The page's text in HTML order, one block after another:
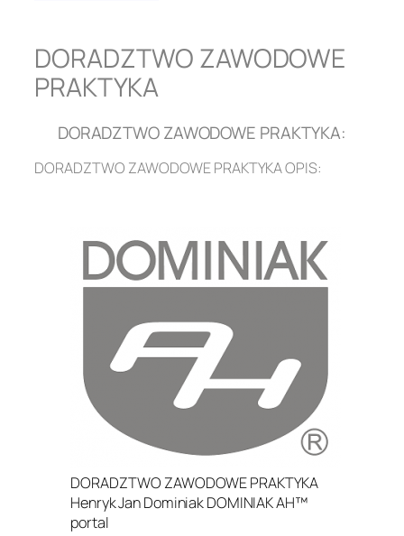
DORADZTWO ZAWODOWE
PRAKTYKA
DORADZTWO ZAWODOWE PRAKTYKA:
DORADZTWO ZAWODOWE PRAKTYKA OPIS:
DORADZTWO ZAWODOWE PRAKTYKA
Henryk Jan Dominiak DOMINIAK AH™
portal